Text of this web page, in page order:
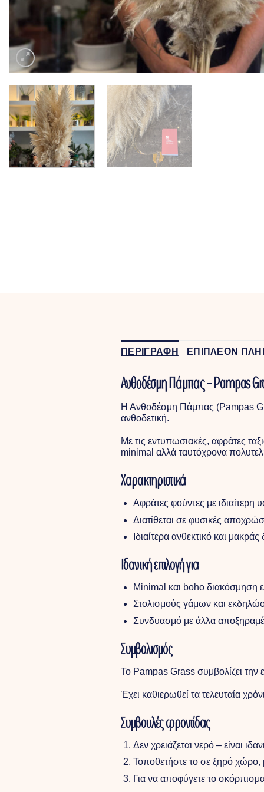
ΠΕΡΙΓΡΑΦΗ ΕΠΙΠΛΕΟΝ
Ανθοδέσμη Πάμπας – Pampas
Η Ανθοδέσμη Πάμπας (Pampas
ανθοδετική.
Με τις εντυπωσιακές, αφράτες
minimal αλλά ταυτόχρονα
Χαρακτηριστικά
Αφράτες φούντες με ιδιαίτερη
Διατίθεται σε φυσικές
Ιδιαίτερα ανθεκτικό και
Ιδανική επιλογή για
Minimal και boho διακόσμηση
Στολισμούς γάμων και
Συνδυασμό με άλλα
Συμβολισμός
Το Pampas Grass συμβολίζει την
Έχει καθιερωθεί τα τελευταία
Συμβουλές φροντίδας
Δεν χρειάζεται νερό – είναι
Τοποθετήστε το σε ξηρό χώρο,
Για να αποφύγετε το